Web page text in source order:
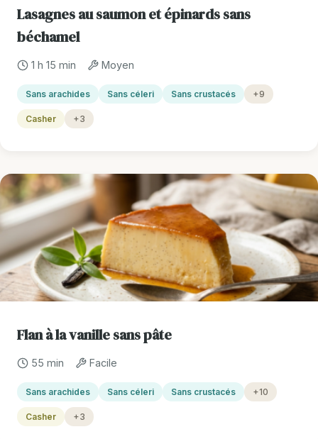
Lasagnes au saumon et épinards sans
béchamel
1 h 15 min Moyen
Sans arachides Sans céleri Sans crustacés +9
Casher +3
Flan à la vanille sans pâte
55 min Facile
Sans arachides Sans céleri Sans crustacés +10
Casher +3